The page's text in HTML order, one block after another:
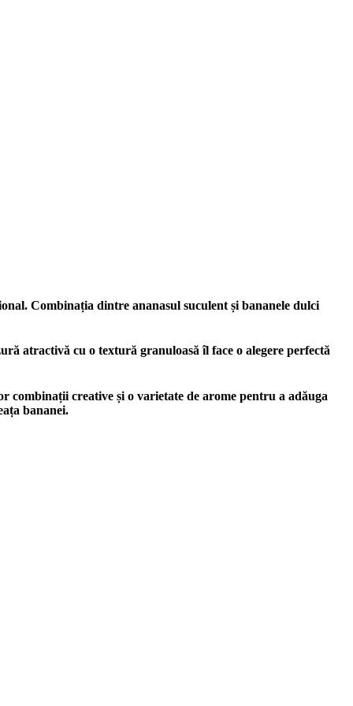
Combinația dintre ananasul suculent și bananele dulci
atractivă cu o textură granuloasă îl face o alegere perfectă
combinații creative și o varietate de arome pentru a adăuga
bananei.